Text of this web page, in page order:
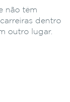
não têm
dentro
outro lugar.